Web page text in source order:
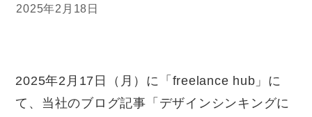
2025年2月18日
2025年2月17日（月）に「freelance hub」に
て、当社のブログ記事「デザインシンキングに